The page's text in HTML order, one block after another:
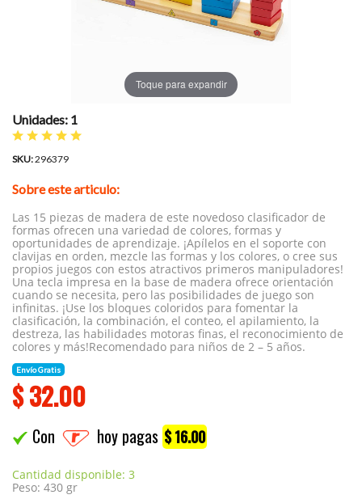
Toque para expandir
Unidades: 1
SKU:296379
Sobre este articulo:
Las 15 piezas de madera de este novedoso clasificador de
formas ofrecen una variedad de colores, formas y
oportunidades de aprendizaje. ¡Apílelos en el soporte con
clavijas en orden, mezcle las formas y los colores, o cree sus
propios juegos con estos atractivos primeros manipuladores!
Una tecla impresa en la base de madera ofrece orientación
cuando se necesita, pero las posibilidades de juego son
infinitas. ¡Use los bloques coloridos para fomentar la
clasificación, la combinación, el conteo, el apilamiento, la
destreza, las habilidades motoras finas, el reconocimiento de
colores y más!Recomendado para niños de 2 – 5 años.
Envío Gratis
$32.00
Con hoy pagas $ 16.00
Cantidad disponible: 3
Peso: 430 gr